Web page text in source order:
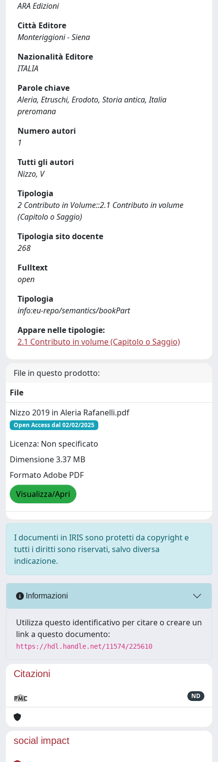
ARA Edizioni
Città Editore
Monteriggioni - Siena
Nazionalità Editore
ITALIA
Parole chiave
Aleria, Etruschi, Erodoto, Storia antica, Italia
preromana
Numero autori
1
Tutti gli autori
Nizzo, V
Tipologia
2 Contributo in Volume::2.1 Contributo in volume
(Capitolo o Saggio)
Tipologia sito docente
268
Fulltext
open
Tipologia
info:eu-repo/semantics/bookPart
Appare nelle tipologie:
2.1 Contributo in volume (Capitolo o Saggio)
File in questo prodotto:
File
Nizzo 2019 in Aleria Rafanelli.pdf
Open Access dal 02/02/2025
Licenza: Non specificato
Dimensione 3.37 MB
Formato Adobe PDF
Visualizza/Apri
I documenti in IRIS sono protetti da copyright e
tutti i diritti sono riservati, salvo diversa
indicazione.
Informazioni
Utilizza questo identificativo per citare o creare un
link a questo documento:
https://hdl.handle.net/11574/225610
Citazioni
ND
social impact